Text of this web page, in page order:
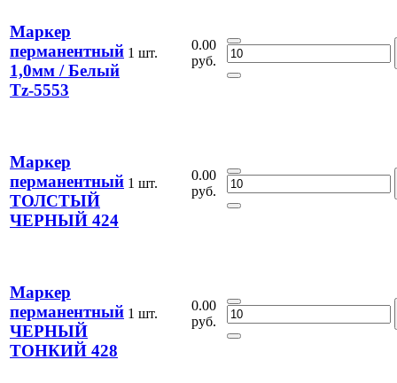
Маркер
перманентный
1,0мм / Белый
Tz-5553
1 шт.
0.00
руб.
Маркер
перманентный
ТОЛСТЫЙ
ЧЕРНЫЙ 424
1 шт.
0.00
руб.
Маркер
перманентный
ЧЕРНЫЙ
ТОНКИЙ 428
1 шт.
0.00
руб.